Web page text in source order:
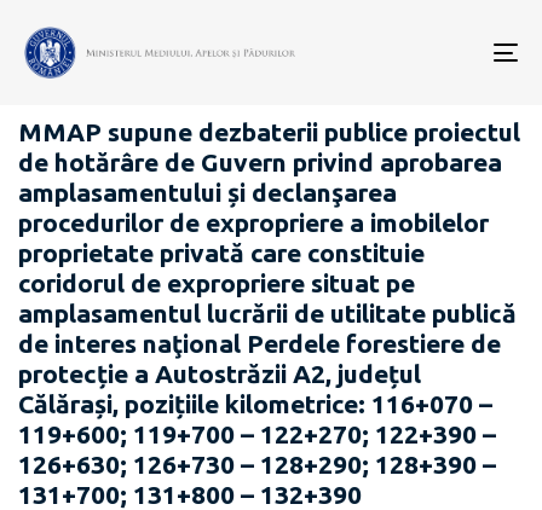
PROIECTE ACTE NORMATIVE
MMAP supune dezbaterii publice proiectul
de hotărâre de Guvern privind aprobarea
amplasamentului și declanşarea
procedurilor de expropriere a imobilelor
proprietate privată care constituie
coridorul de expropriere situat pe
amplasamentul lucrării de utilitate publică
de interes naţional Perdele forestiere de
protecție a Autostrăzii A2, județul
Călărași, pozițiile kilometrice: 116+070 –
119+600; 119+700 – 122+270; 122+390 –
126+630; 126+730 – 128+290; 128+390 –
131+700; 131+800 – 132+390
publicării: